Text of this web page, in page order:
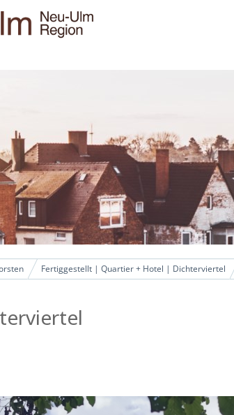
Fertiggestellt | Quartier + Hotel | Dichterviertel